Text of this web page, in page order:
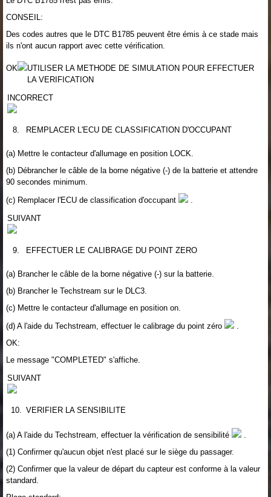
CONSEIL:
Des codes autres que le DTC B1785 peuvent être émis à ce stade mais
ils n'ont aucun rapport avec cette vérification.
OK
UTILISER LA METHODE DE SIMULATION POUR EFFECTUER
LA VERIFICATION
INCORRECT
8. REMPLACER L'ECU DE CLASSIFICATION D'OCCUPANT
(a) Mettre le contacteur d'allumage en position LOCK.
(b) Débrancher le câble de la borne négative (-) de la batterie et attendre
90 secondes minimum.
(c) Remplacer l'ECU de classification d'occupant
SUIVANT
9. EFFECTUER LE CALIBRAGE DU POINT ZERO
(a) Brancher le câble de la borne négative (-) sur la batterie.
(b) Brancher le Techstream sur le DLC3.
(c) Mettre le contacteur d'allumage en position on.
(d) A l'aide du Techstream, effectuer le calibrage du point zéro
OK:
Le message "COMPLETED" s'affiche.
SUIVANT
10. VERIFIER LA SENSIBILITE
(a) A l'aide du Techstream, effectuer la vérification de sensibilité
(1) Confirmer qu'aucun objet n'est placé sur le siège du passager.
(2) Confirmer que la valeur de départ du capteur est conforme à la valeur
standard.